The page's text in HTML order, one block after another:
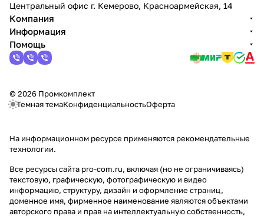
Центральный офис г. Кемерово, Красноармейская, 14
Компания
Информация
Помощь
© 2026 Промкомплект
Темная темаКонфиденциальностьОферта
На информационном ресурсе применяются рекомендательные
технологии.
Все ресурсы сайта pro-com.ru, включая (но не ограничиваясь)
текстовую, графическую, фотографическую и видео
информацию, структуру, дизайн и оформление страниц,
доменное имя, фирменное наименование являются объектами
авторского права и прав на интеллектуальную собственность,